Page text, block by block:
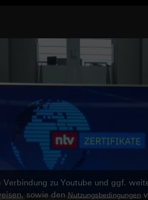
zu Youtube und ggf.
, sowie den Nutzungsbedingungen